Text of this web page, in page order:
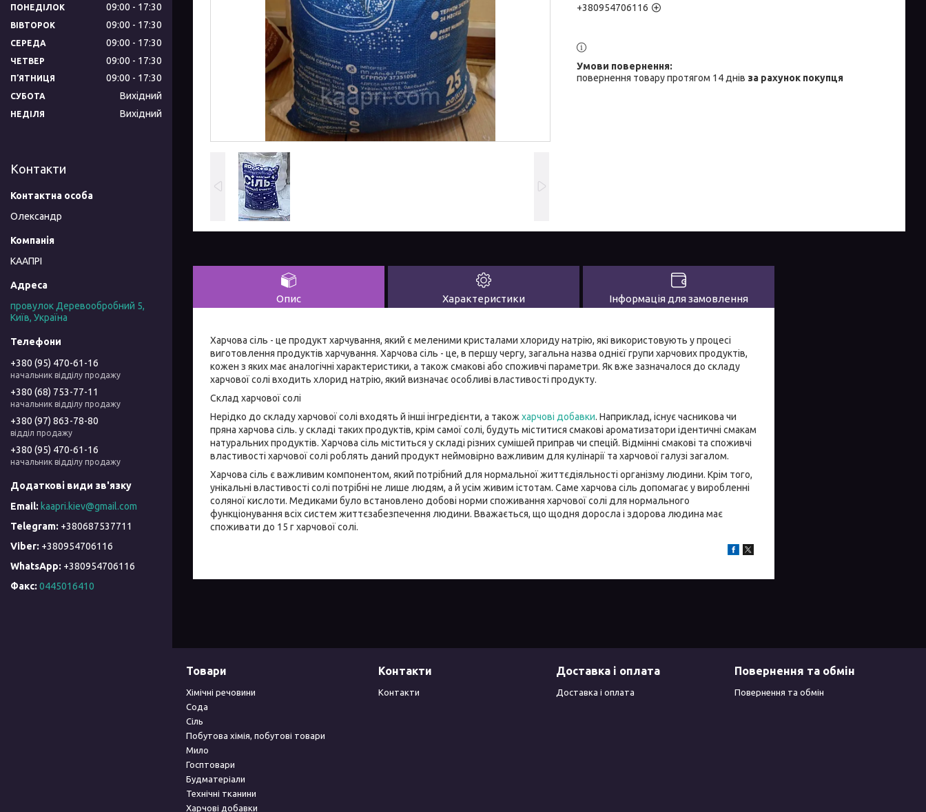
+380954706116
повернення товару протягом 14 днів за рахунок покупця
Опис Характеристики Інформація для замовлення
Харчова сіль - це продукт харчування, який є меленими кристалами хлориду натрію, які використовують у процесі
виготовлення продуктів харчування. Харчова сіль - це, в першу чергу, загальна назва однієї групи харчових продуктів,
кожен з яких має аналогічні характеристики, а також смакові або споживчі параметри. Як вже зазначалося до складу
харчової солі входить хлорид натрію, який визначає особливі властивості продукту.
Склад харчової солі
Нерідко до складу харчової солі входять й інші інгредієнти, а також харчові добавки. Наприклад, існує часникова чи
пряна харчова сіль. у складі таких продуктів, крім самої солі, будуть міститися смакові ароматизатори ідентичні смакам
натуральних продуктів. Харчова сіль міститься у складі різних сумішей приправ чи спецій. Відмінні смакові та споживчі
властивості харчової солі роблять даний продукт неймовірно важливим для кулінарії та харчової галузі загалом.
Харчова сіль є важливим компонентом, який потрібний для нормальної життєдіяльності організму людини. Крім того,
унікальні властивості солі потрібні не лише людям, а й усім живим істотам. Саме харчова сіль допомагає у виробленні
соляної кислоти. Медиками було встановлено добові норми споживання харчової солі для нормального
функціонування всіх систем життєзабезпечення людини. Вважається, що щодня доросла і здорова людина має
споживати до 15 г харчової солі.
ПОНЕДІЛОК 09:00 17:30
ВІВТОРОК 09:00 17:30
СЕРЕДА 09:00 17:30
ЧЕТВЕР 09:00 17:30
ПʼЯТНИЦЯ 09:00 17:30
СУБОТА Вихідний
НЕДІЛЯ Вихідний
Контакти
Олександр
КААПРІ
провулок Деревообробний 5,
Київ, Україна
+380 (95) 470-61-16
начальник відділу продажу
+380 (68) 753-77-11
начальник відділу продажу
+380 (97) 863-78-80
відділ продажу
+380 (95) 470-61-16
начальник відділу продажу
kaapri.kiev@gmail.com
+380687537711
+380954706116
+380954706116
Факс 0445016410
Товари
Хімічні речовини
Сода
Сіль
Побутова хімія, побутові товари
Мило
Госптовари
Будматеріали
Технічні тканини
Харчові добавки
Контакти
Контакти
Доставка і оплата
Доставка і оплата
Повернення та обмін
Повернення та обмін